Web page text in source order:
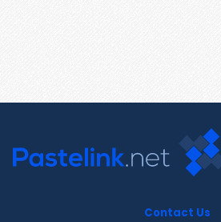
Contact Us